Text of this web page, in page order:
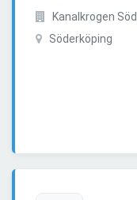
Kanalkrogen
Söderköping